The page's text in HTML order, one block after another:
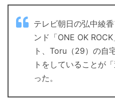
テレビ朝日の弘中綾
ンド「ONE OK
ト、Toru（29）の自
トをしていることが
った。